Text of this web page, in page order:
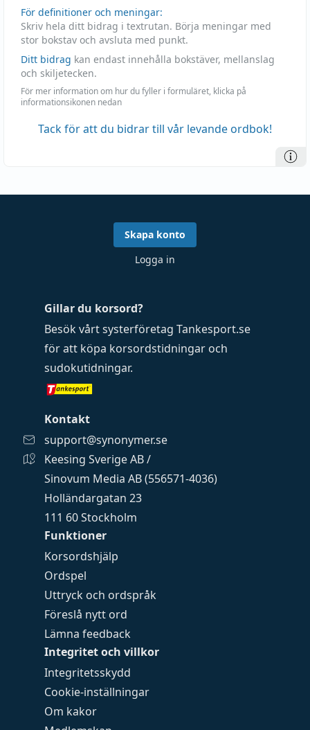
För definitioner och meningar:
Skriv hela ditt bidrag i textrutan. Börja meningar med
stor bokstav och avsluta med punkt.
Ditt bidrag kan endast innehålla bokstäver, mellanslag
och skiljetecken.
För mer information om hur du fyller i formuläret, klicka på
informationsikonen nedan
Tack för att du bidrar till vår levande ordbok!
Funktioner
Korsordshjälp
Ordspel
Uttryck och ordspråk
Föreslå nytt ord
Lämna feedback
Integritet och villkor
Integritetsskydd
Cookie-inställningar
Om kakor
Gillar du korsord?
Besök vårt systerföretag Tankesport.se
för att köpa korsordstidningar och
sudokutidningar.
Kontakt
support@synonymer.se
Keesing Sverige AB /
Sinovum Media AB (556571-4036)
Holländargatan 23
111 60 Stockholm
Skapa konto
Logga in